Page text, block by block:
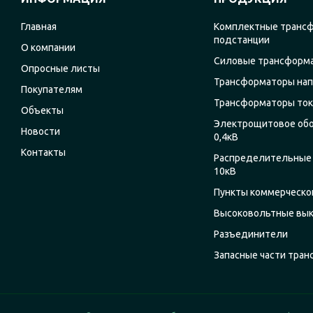
Главная
О компании
Опросные листы
Покупателям
Объекты
Новости
Контакты
Комплектные
подстанции
Силовые
Трансформаторы
Трансформаторы
Электрощитовое
0,4кВ
Распределительные
10кВ
Пункты
Высоковольтные
Разъединители
Запасные части